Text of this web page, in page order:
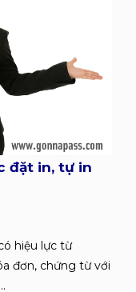
đặt in, tự in
hiệu lực từ
đơn, chứng từ với